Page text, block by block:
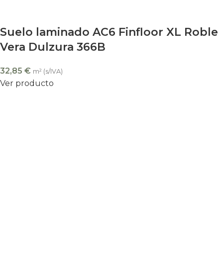
Suelo laminado AC6 Finfloor XL Roble
Vera Dulzura 366B
32,85 € m² (s/IVA)
Ver producto